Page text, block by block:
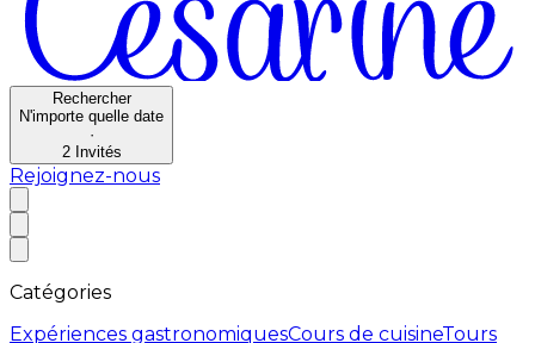
Rechercher
N'importe quelle date
·
2 Invités
Rejoignez-nous
Catégories
Expériences gastronomiquesCours de cuisineTours